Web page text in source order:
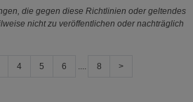
die gegen diese Richtlinien oder geltendes
nicht zu veröffentlichen oder nachträglich
4 5 6 .... 8 >